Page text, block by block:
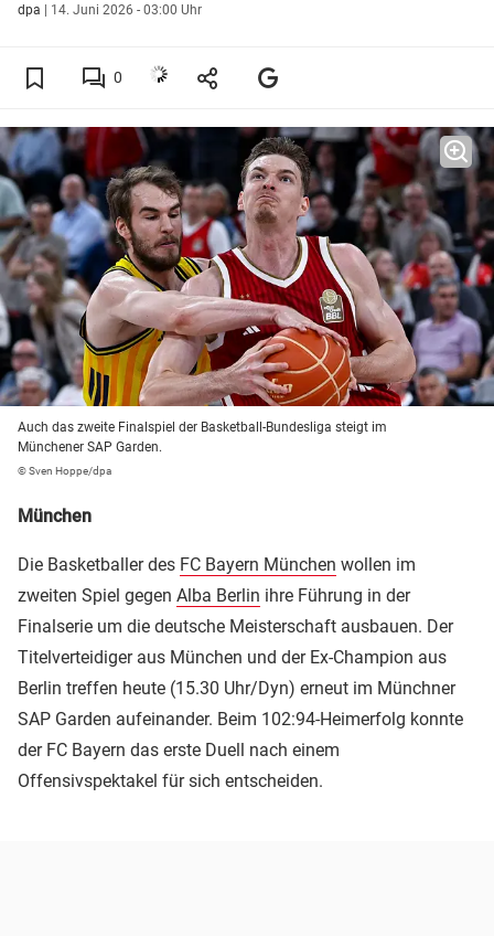
dpa | 14. Juni 2026 - 03:00 Uhr
0
Auch das zweite Finalspiel der Basketball-Bundesliga steigt im
Münchener SAP Garden.
© Sven Hoppe/dpa
München
Die Basketballer des FC Bayern München wollen im
zweiten Spiel gegen Alba Berlin ihre Führung in der
Finalserie um die deutsche Meisterschaft ausbauen. Der
Titelverteidiger aus München und der Ex-Champion aus
Berlin treffen heute (15.30 Uhr/Dyn) erneut im Münchner
SAP Garden aufeinander. Beim 102:94-Heimerfolg konnte
der FC Bayern das erste Duell nach einem
Offensivspektakel für sich entscheiden.